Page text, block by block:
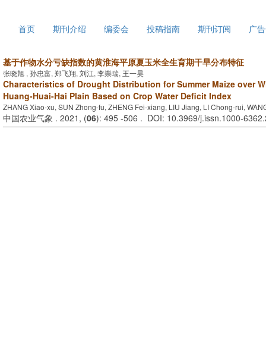
首页 期刊介绍 编委会 投稿指南 期刊订阅 广
基于作物水分亏缺指数的黄淮海平原夏玉米全生育期干旱分布特征
张晓旭 , 孙忠富, 郑飞翔, 刘江, 李崇瑞, 王一昊
Characteristics of Drought Distribution for Summer Maize over
Huang-Huai-Hai Plain Based on Crop Water Deficit Index
ZHANG Xiao-xu, SUN Zhong-fu, ZHENG Fei-xiang, LIU Jiang, LI Chong-rui,
中国农业气象 . 2021, (06): 495 -506 . DOI: 10.3969/j.issn.1000-